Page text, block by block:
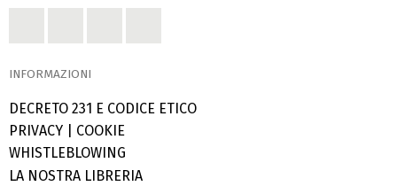
INFORMAZIONI
DECRETO 231 E CODICE ETICO
PRIVACY
COOKIE
WHISTLEBLOWING
LA NOSTRA LIBRERIA